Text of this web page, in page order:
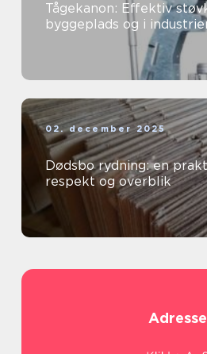
Tågekanon: Effektiv
byggeplads og i
02. december 2025
Dødsbo rydning: en
respekt og overblik
Adresse